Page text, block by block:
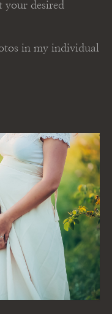
your desired
in my individual